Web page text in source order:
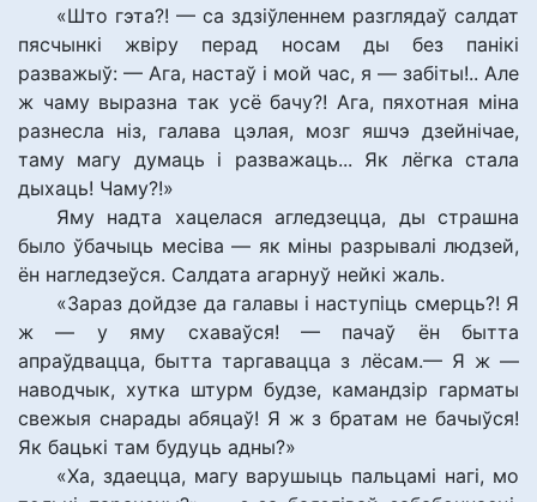
«Што гэта?! — са здзіўленнем разглядаў салдат
пясчынкі жвіру перад носам ды без панікі
разважыў: — Ага, настаў і мой час, я — забіты!.. Але
ж чаму выразна так усё бачу?! Ага, пяхотная міна
разнесла ніз, галава цэлая, мозг яшчэ дзейнічае,
таму магу думаць і разважаць... Як лёгка стала
дыхаць! Чаму?!»
Яму надта хацелася агледзецца, ды страшна
было ўбачыць месіва — як міны разрывалі людзей,
ён нагледзеўся. Салдата агарнуў нейкі жаль.
«Зараз дойдзе да галавы і наступіць смерць?! Я
ж — у яму схаваўся! — пачаў ён бытта
апраўдвацца, бытта таргавацца з лёсам.— Я ж —
наводчык, хутка штурм будзе, камандзір гарматы
свежыя снарады абяцаў! Я ж з братам не бачыўся!
Як бацькі там будуць адны?»
«Ха, здаецца, магу варушыць пальцамі нагі, мо